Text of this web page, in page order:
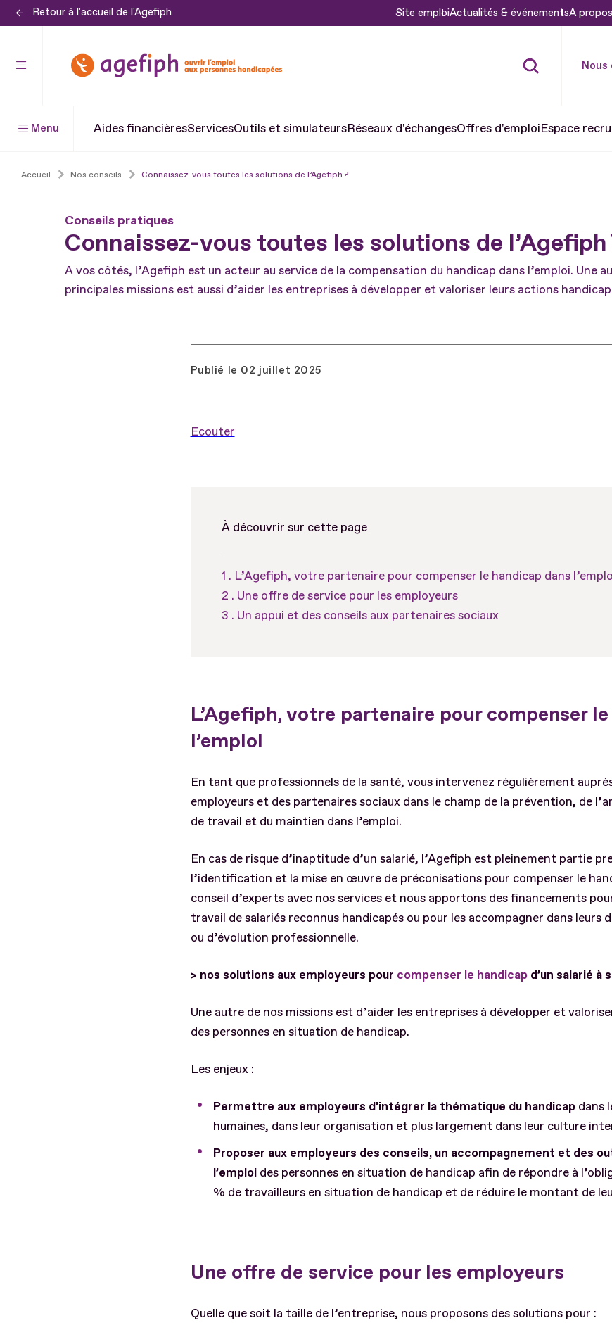
Aller
contenu
Retour à l'accueil de l'Agefiph Site emploiActualités & événementsA
Menu Aides financièresServicesOutils et simulateursRéseaux d'échangesOffres d'emploiEspace
Accueil Nos conseils Connaissez-vous toutes les solutions de l’Agefiph ?
Conseils pratiques
Connaissez-vous toutes les solutions de l’Agefiph
A vos côtés, l’Agefiph est un acteur au service de la compensation du handicap dans l’emploi. Une
principales missions est aussi d’aider les entreprises à développer et valoriser leurs actions
Publié le 02 juillet 2025
Ecouter
À découvrir sur cette page
L’Agefiph, votre partenaire pour compenser le handicap dans
Une offre de service pour les employeurs
Un appui et des conseils aux partenaires sociaux
L’Agefiph, votre partenaire pour compenser
l’emploi
En tant que professionnels de la santé, vous intervenez régulièrement
employeurs et des partenaires sociaux dans le champ de la prévention, de
de travail et du maintien dans l’emploi.
En cas de risque d’inaptitude d’un salarié, l’Agefiph est pleinement partie
l’identification et la mise en œuvre de préconisations pour compenser le
conseil d’experts avec nos services et nous apportons des financements
travail de salariés reconnus handicapés ou pour les accompagner dans leurs
ou d’évolution professionnelle.
> nos solutions aux employeurs pour compenser le handicapd’un salarié à
Une autre de nos missions est d’aider les entreprises à développer et
des personnes en situation de handicap.
Les enjeux :
Permettre aux employeurs d’intégrer la thématique du handicapdans
humaines, dans leur organisation et plus largement dans leur culture
Proposer aux employeurs des conseils, un accompagnement et des
l’emploi des personnes en situation de handicap afin de répondre à
% de travailleurs en situation de handicap et de réduire le montant de
Une offre de service pour les employeurs
Quelle que soit la taille de l’entreprise, nous proposons des solutions pour :